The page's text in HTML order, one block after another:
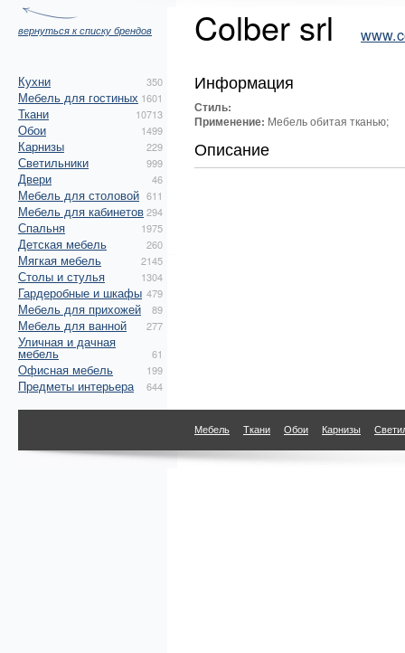
вернуться к списку брендов
Кухни 350
Мебель для гостиных 1601
Ткани 10713
Обои 1499
Карнизы 229
Светильники 999
Двери 46
Мебель для столовой 611
Мебель для кабинетов294
Спальня 1975
Детская мебель 260
Мягкая мебель 2145
Столы и стулья 1304
Гардеробные и шкафы 479
Мебель для прихожей 89
Мебель для ванной 277
Уличная и дачная
мебель 61
Офисная мебель 199
Предметы интерьера 644
Colber srl
Информация
Стиль:
Применение: Мебель обитая тканью;
Описание
Мебель Ткани Обои Карнизы